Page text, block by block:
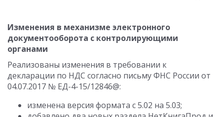
Изменения в механизме электронного
документооборота с контролирующими
органами
Реализованы изменения в требовании к
декларации по НДС согласно письму ФНС России от
04.07.2017 № ЕД-4-15/12846@:
изменена версия формата с 5.02 на 5.03;